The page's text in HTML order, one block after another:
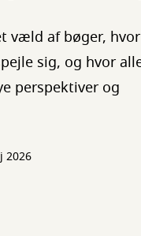
væld af bøger, hvor
sig, og hvor
perspektiver og
2026